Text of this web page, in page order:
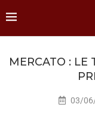
MERCATO : LE
03/